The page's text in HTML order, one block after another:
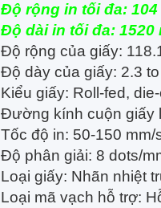
Độ rộng in tối đa: 104
Độ dài in tối đa: 1520
Độ rộng của giấy:
Độ dày của giấy: 2.3 to
Kiểu giấy: Roll-fed,
Đường kính cuộn giấy
Tốc độ in: 50-150
Độ phân giải: 8 dots/
Loại giấy: Nhãn nhiệt
Loại mã vạch hỗ trợ: